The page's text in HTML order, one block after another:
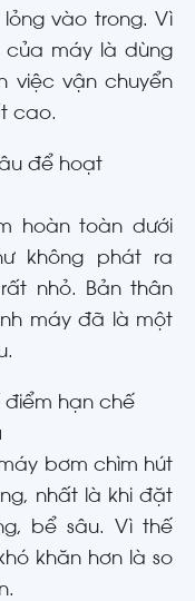
vào trong. Vì
của máy là dùng
việc vận chuyển
cao.
để hoạt
hoàn toàn dưới
không phát ra
nhỏ. Bản thân
máy đã là một
điểm hạn chế
bơm chìm hút
nhất là khi đặt
bể sâu. Vì thế
khăn hơn là so